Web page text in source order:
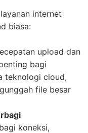
internet
biasa:
upload dan
bagi
teknologi cloud,
file besar
koneksi,